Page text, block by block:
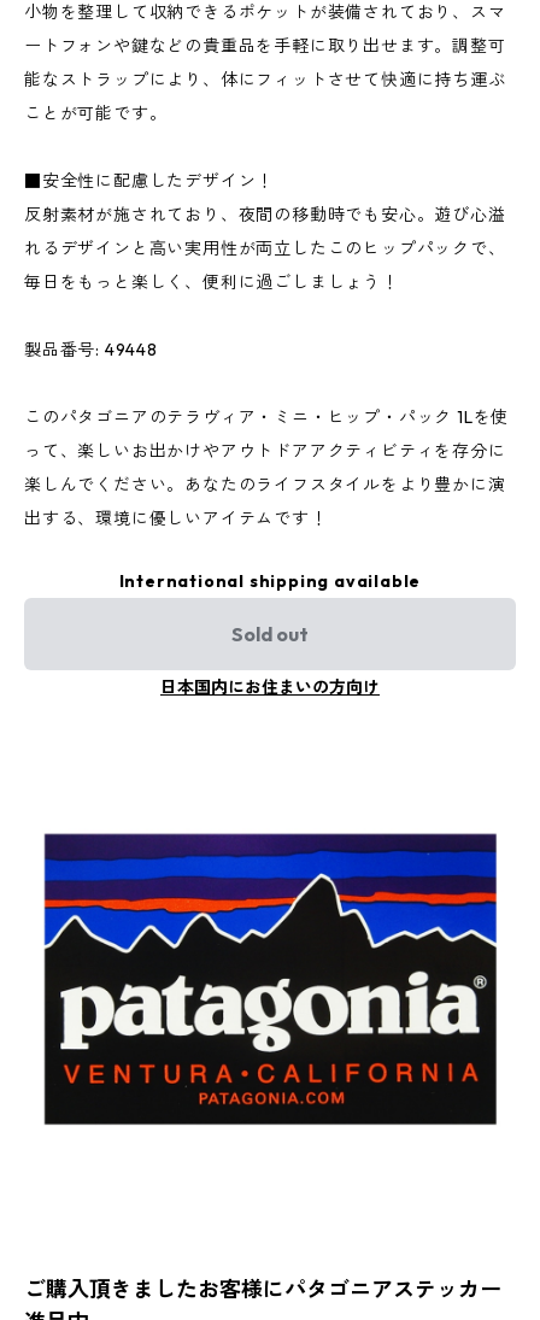
小物を整理して収納できるポケットが装備されており、スマ
ートフォンや鍵などの貴重品を手軽に取り出せます。調整可
能なストラップにより、体にフィットさせて快適に持ち運ぶ
ことが可能です。
■安全性に配慮したデザイン！
反射素材が施されており、夜間の移動時でも安心。遊び心溢
れるデザインと高い実用性が両立したこのヒップパックで、
毎日をもっと楽しく、便利に過ごしましょう！
製品番号: 49448
このパタゴニアのテラヴィア・ミニ・ヒップ・パック 1Lを使
って、楽しいお出かけやアウトドアアクティビティを存分に
楽しんでください。あなたのライフスタイルをより豊かに演
出する、環境に優しいアイテムです！
International shipping available
Sold out
日本国内にお住まいの方向け
ご購入頂きましたお客様にパタゴニアステッカー